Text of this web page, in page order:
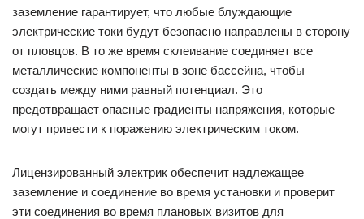
заземление гарантирует, что любые блуждающие
электрические токи будут безопасно направлены в сторону
от пловцов. В то же время склеивание соединяет все
металлические компоненты в зоне бассейна, чтобы
создать между ними равный потенциал. Это
предотвращает опасные градиенты напряжения, которые
могут привести к поражению электрическим током.
Лицензированный электрик обеспечит надлежащее
заземление и соединение во время установки и проверит
эти соединения во время плановых визитов для